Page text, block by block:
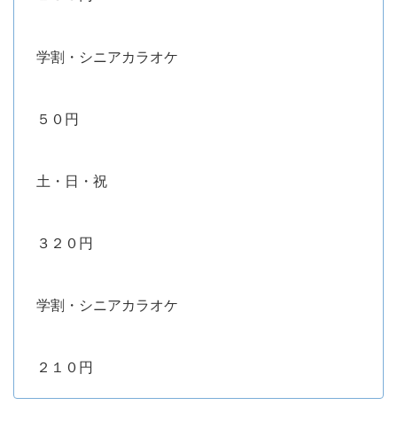
学割・シニアカラオケ
５０円
土・日・祝
３２０円
学割・シニアカラオケ
２１０円